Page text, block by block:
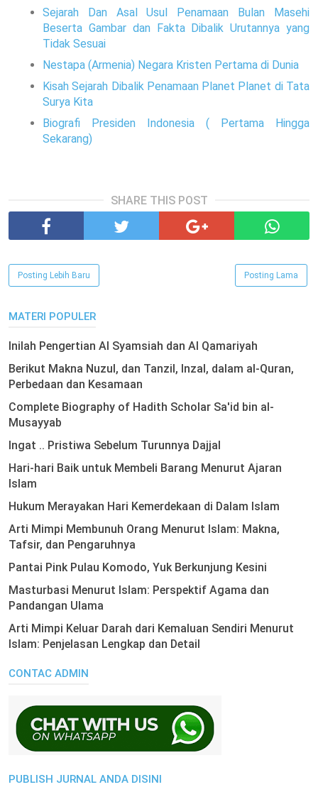
Sejarah Dan Asal Usul Penamaan Bulan Masehi
Beserta Gambar dan Fakta Dibalik Urutannya yang
Tidak Sesuai
Nestapa (Armenia) Negara Kristen Pertama di Dunia
Kisah Sejarah Dibalik Penamaan Planet Planet di Tata
Surya Kita
Biografi Presiden Indonesia ( Pertama Hingga
Sekarang)
SHARE THIS POST
Posting Lebih Baru Posting Lama
MATERI POPULER
Inilah Pengertian Al Syamsiah dan Al Qamariyah
Berikut Makna Nuzul, dan Tanzil, Inzal, dalam al-Quran,
Perbedaan dan Kesamaan
Complete Biography of Hadith Scholar Sa'id bin al-
Musayyab
Ingat .. Pristiwa Sebelum Turunnya Dajjal
Hari-hari Baik untuk Membeli Barang Menurut Ajaran
Islam
Hukum Merayakan Hari Kemerdekaan di Dalam Islam
Arti Mimpi Membunuh Orang Menurut Islam: Makna,
Tafsir, dan Pengaruhnya
Pantai Pink Pulau Komodo, Yuk Berkunjung Kesini
Masturbasi Menurut Islam: Perspektif Agama dan
Pandangan Ulama
Arti Mimpi Keluar Darah dari Kemaluan Sendiri Menurut
Islam: Penjelasan Lengkap dan Detail
CONTAC ADMIN
PUBLISH JURNAL ANDA DISINI